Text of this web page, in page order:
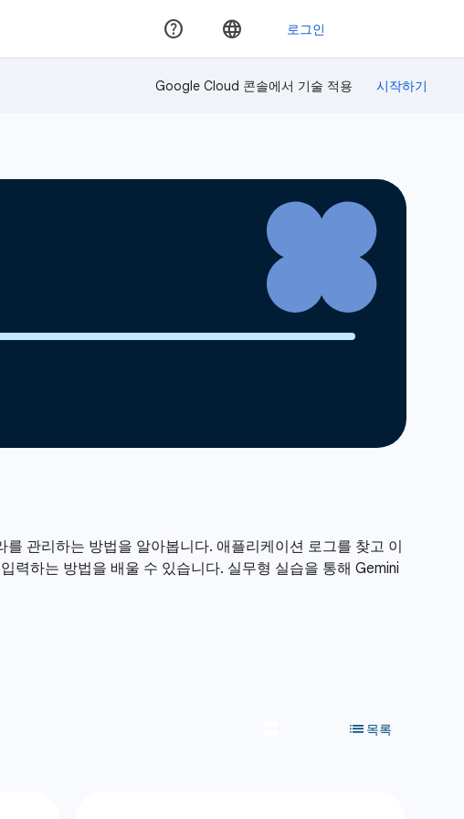
Google Cloud 콘솔에서 기술 적용
관리하는 방법을 알아봅니다. 애플리케이션 로그를 찾고 이
력하는 방법을 배울 수 있습니다. 실무형 실습을 통해 Gemini